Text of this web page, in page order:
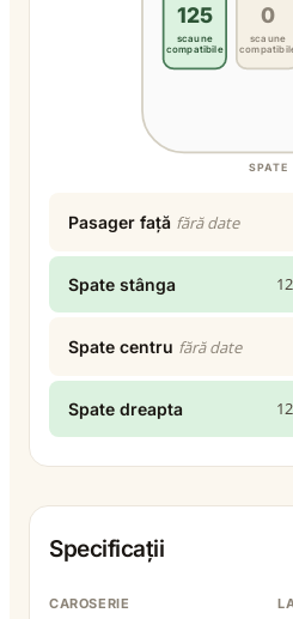
SPATE
125
scaune
compatibile
0
scaune
Pasager față fără date
Spate stânga
Spate centru fără date
Spate dreapta
Specificații
CAROSERIE